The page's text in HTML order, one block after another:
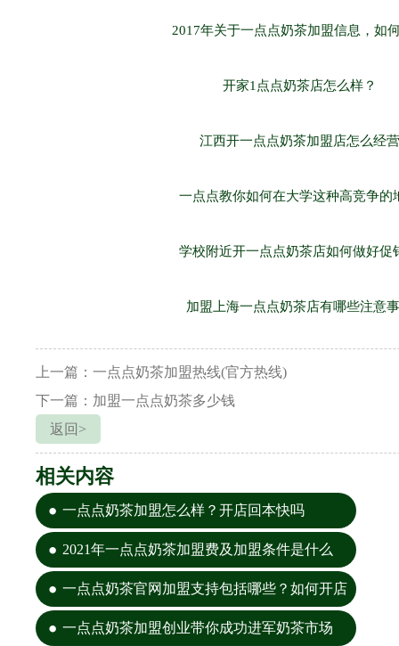
2017年关于一点点奶茶加盟信息，如
开家1点点奶茶店怎么样？
江西开一点点奶茶加盟店怎么经营
一点点教你如何在大学这种高竞争的
学校附近开一点点奶茶店如何做好促
加盟上海一点点奶茶店有哪些注意
上一篇：一点点奶茶加盟热线(官方热线)
下一篇：加盟一点点奶茶多少钱
返回>
相关内容
一点点奶茶加盟怎么样？开店回本快吗
2021年一点点奶茶加盟费及加盟条件是什么
一点点奶茶官网加盟支持包括哪些？如何开店
一点点奶茶加盟创业带你成功进军奶茶市场